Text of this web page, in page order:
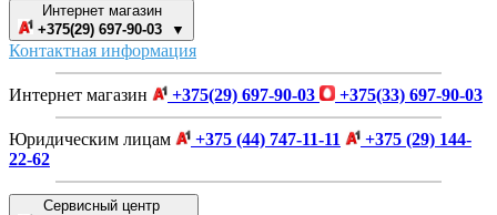
Интернет магазин
+375(29) 697-90-03 ▼
Контактная информация
Интернет магазин +375(29) 697-90-03 +375(33) 697-90-03
Юридическим лицам +375 (44) 747-11-11
+375 (29) 144-
22-62
Сервисный центр